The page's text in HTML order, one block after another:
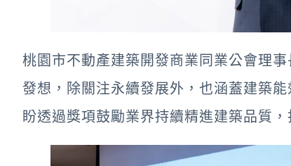
桃園市不動產建築開發商業同業公會理
發想，除關注永續發展外，也涵蓋建築
盼透過獎項鼓勵業界持續精進建築品質